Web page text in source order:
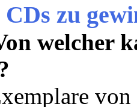
zu
welcher